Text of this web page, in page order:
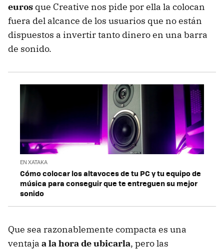
euros que Creative nos pide por ella la colocan
fuera del alcance de los usuarios que no están
dispuestos a invertir tanto dinero en una barra
de sonido.
EN XATAKA
Cómo colocar los altavoces de tu PC y tu equipo de
música para conseguir que te entreguen su mejor
sonido
Que sea razonablemente compacta es una
ventaja a la hora de ubicarla, pero las